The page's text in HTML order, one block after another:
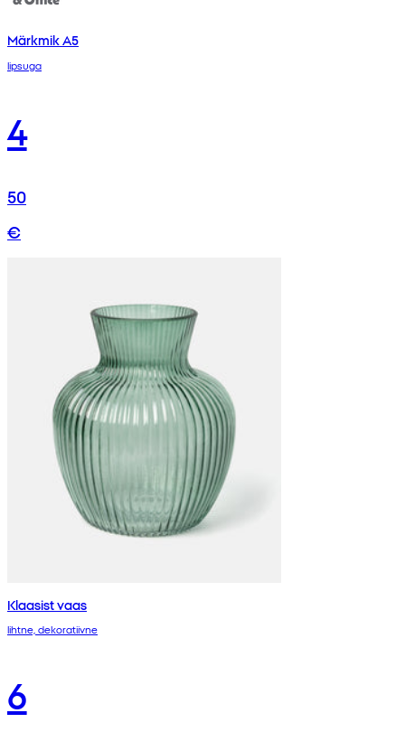
Märkmik A5
lipsuga
4
50
€
Klaasist vaas
lihtne, dekoratiivne
6